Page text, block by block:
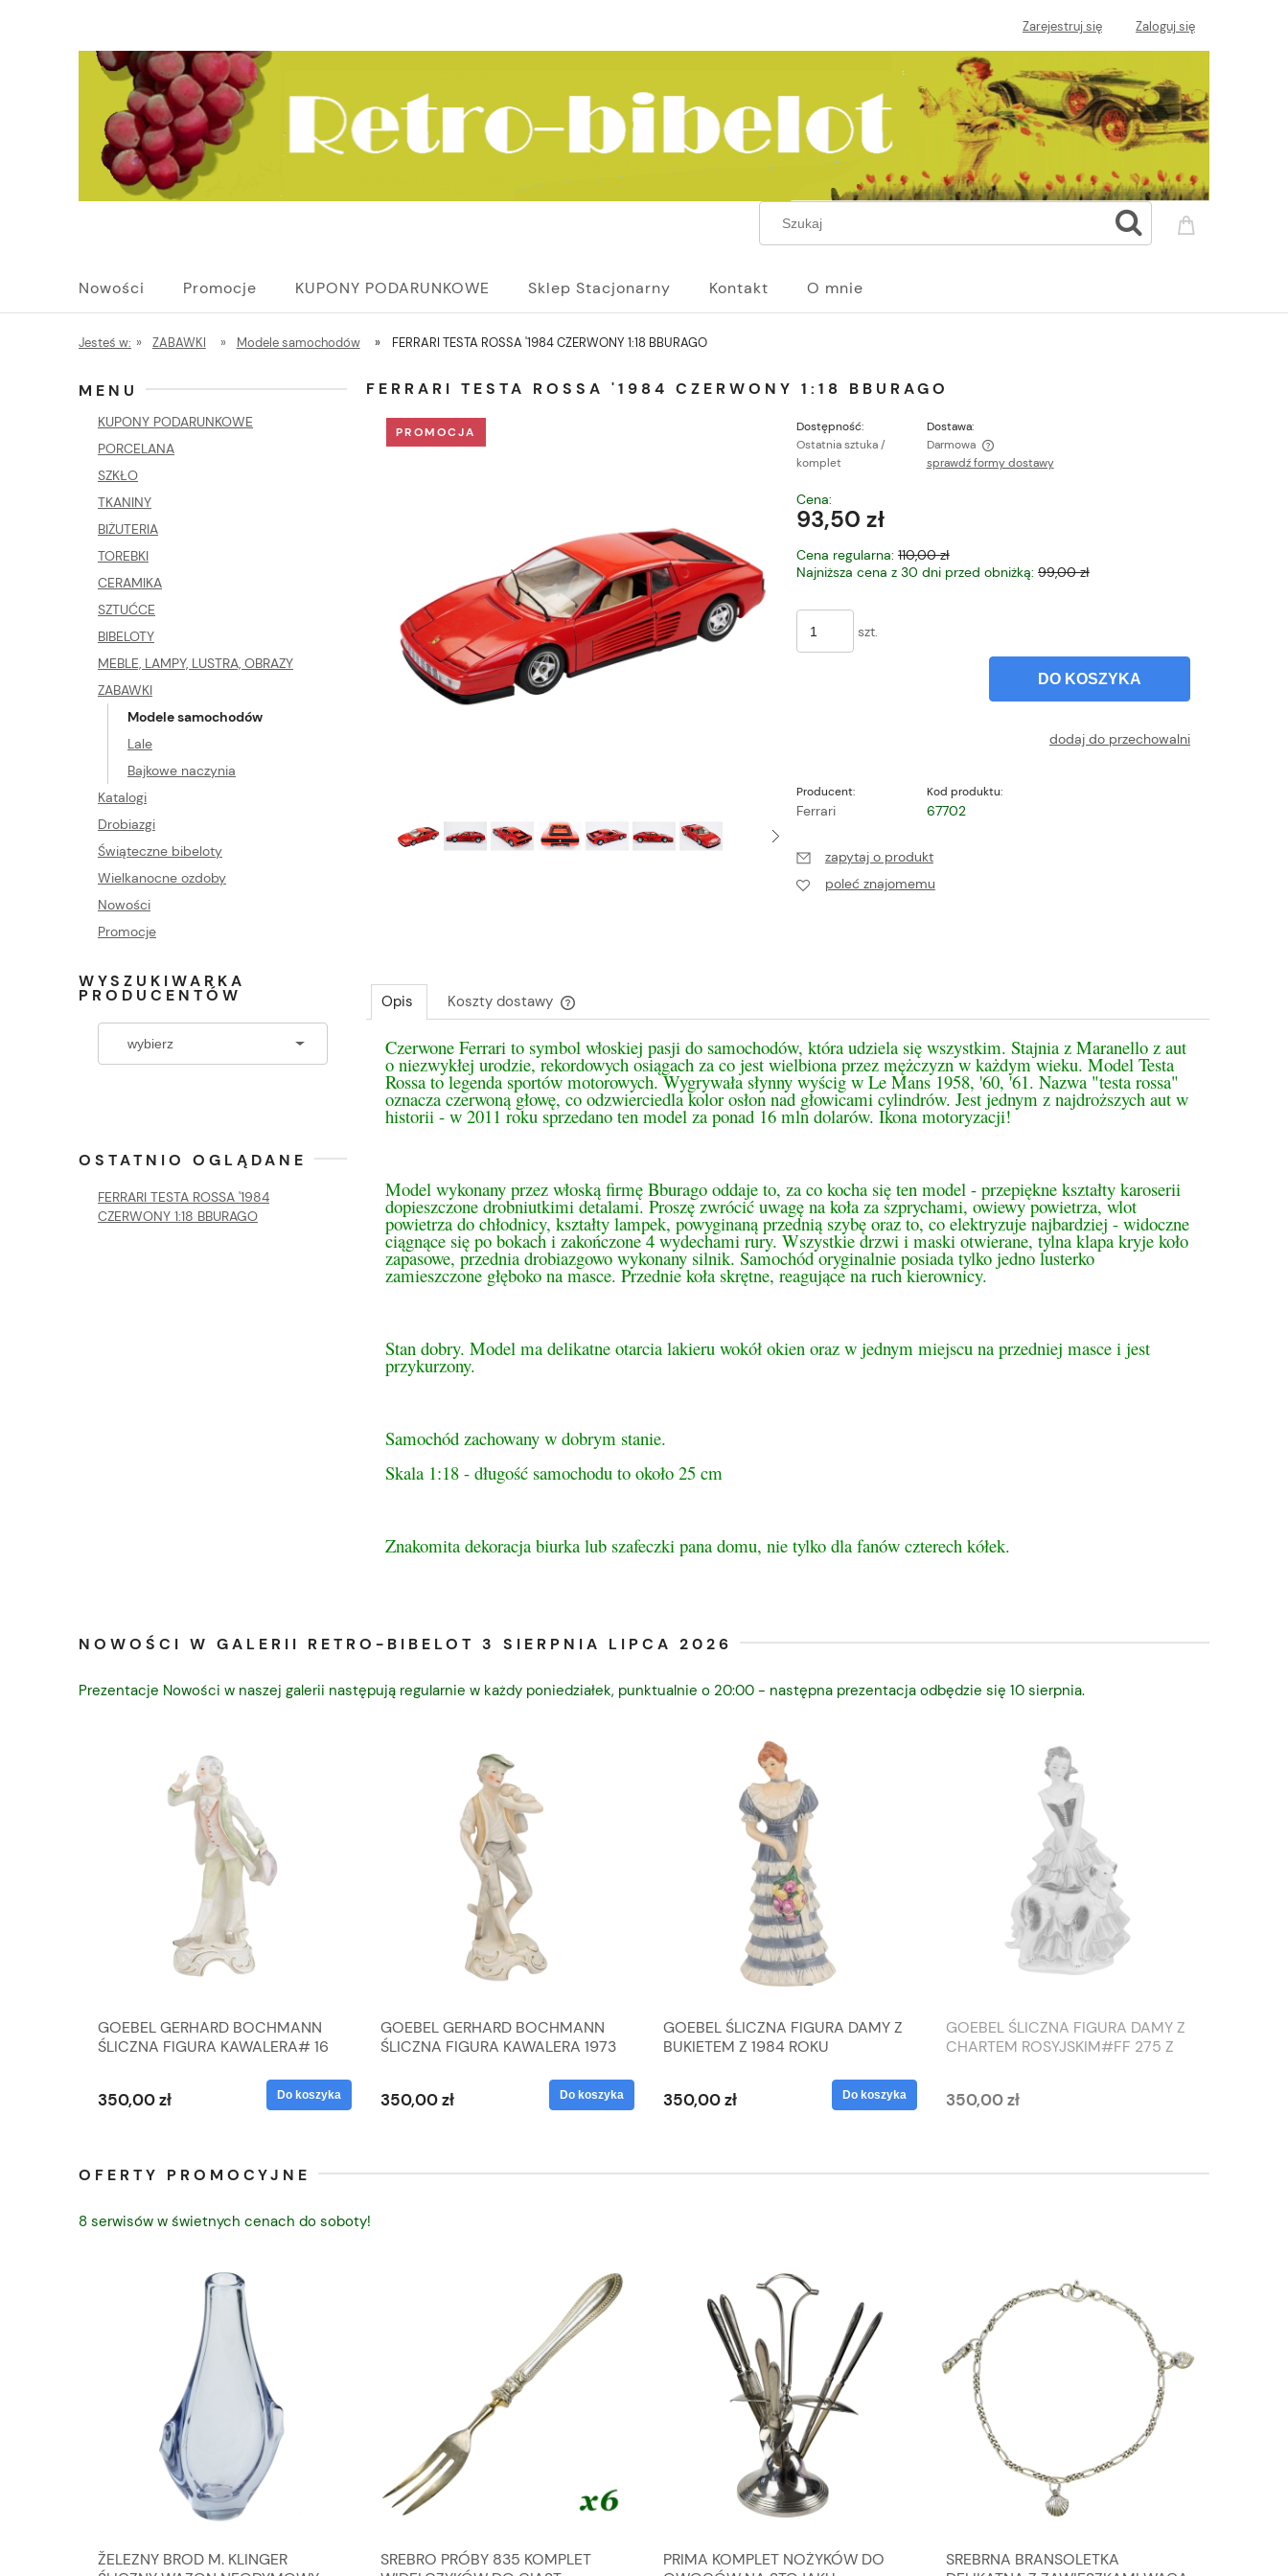
Zarejestruj się Zaloguj się
Nowości Promocje KUPONY PODARUNKOWE Sklep Stacjonarny Kontakt O mnie
Jesteś w: » ZABAWKI » Modele samochodów » FERRARI TESTA ROSSA '1984 CZERWONY 1:18 BBURAGO
MENU
KUPONY PODARUNKOWE
PORCELANA
SZKŁO
TKANINY
BIŻUTERIA
TOREBKI
CERAMIKA
SZTUĆCE
BIBELOTY
MEBLE, LAMPY, LUSTRA, OBRAZY
ZABAWKI
Modele samochodów
Lale
Bajkowe naczynia
Katalogi
Drobiazgi
Świąteczne bibeloty
Wielkanocne ozdoby
Nowości
Promocje
WYSZUKIWARKA
PRODUCENTÓW
OSTATNIO OGLĄDANE
FERRARI TESTA ROSSA '1984
CZERWONY 1:18 BBURAGO
FERRARI TESTA ROSSA '1984 CZERWONY 1:18 BBURAGO
PROMOCJA
Dostępność:
Ostatnia sztuka /
komplet
Dostawa:
Darmowa
sprawdź formy dostawy
Cena:
93,50 zł
Cena regularna: 110,00 zł
Najniższa cena z 30 dni przed obniżką: 99,00 zł
szt.
DO KOSZYKA
dodaj do przechowalni
Producent:
Ferrari
Kod produktu:
67702
zapytaj o produkt
poleć znajomemu
Opis Koszty dostawy
Cena nie zawiera ewentualnych kosztów
płatności
Czerwone Ferrari to symbol włoskiej pasji do samochodów, która udziela się wszystkim. Stajnia z Maranello z aut
o niezwykłej urodzie, rekordowych osiągach za co jest wielbiona przez mężczyzn w każdym wieku. Model Testa
Rossa to legenda sportów motorowych. Wygrywała słynny wyścig w Le Mans 1958, '60, '61. Nazwa "testa rossa"
oznacza czerwoną głowę, co odzwierciedla kolor osłon nad głowicami cylindrów. Jest jednym z najdroższych aut w
historii - w 2011 roku sprzedano ten model za ponad 16 mln dolarów. Ikona motoryzacji!
Model wykonany przez włoską firmę Bburago oddaje to, za co kocha się ten model - przepiękne kształty karoserii
dopieszczone drobniutkimi detalami. Proszę zwrócić uwagę na koła za szprychami, owiewy powietrza, wlot
powietrza do chłodnicy, kształty lampek, powyginaną przednią szybę oraz to, co elektryzuje najbardziej - widoczne
ciągnące się po bokach i zakończone 4 wydechami rury. Wszystkie drzwi i maski otwierane, tylna klapa kryje koło
zapasowe, przednia drobiazgowo wykonany silnik. Samochód oryginalnie posiada tylko jedno lusterko
zamieszczone głęboko na masce. Przednie koła skrętne, reagujące na ruch kierownicy.
Stan dobry. Model ma delikatne otarcia lakieru wokół okien oraz w jednym miejscu na przedniej masce i jest
przykurzony.
Samochód zachowany w dobrym stanie.
Skala 1:18 - długość samochodu to około 25 cm
Znakomita dekoracja biurka lub szafeczki pana domu, nie tylko dla fanów czterech kółek.
NOWOŚCI W GALERII RETRO-BIBELOT 3 SIERPNIA LIPCA 2026
Prezentacje Nowości w naszej galerii następują regularnie w każdy poniedziałek, punktualnie o 20:00 - następna prezentacja odbędzie się 10 sierpnia.
GOEBEL GERHARD BOCHMANN
ŚLICZNA FIGURA KAWALERA# 16
350,00 zł Do koszyka
GOEBEL GERHARD BOCHMANN
ŚLICZNA FIGURA KAWALERA 1973
350,00 zł Do koszyka
GOEBEL ŚLICZNA FIGURA DAMY Z
BUKIETEM Z 1984 ROKU
350,00 zł Do koszyka
GOEBEL ŚLICZNA FIGURA DAMY Z
CHARTEM ROSYJSKIM#FF 275 Z
350,00 zł
OFERTY PROMOCYJNE
8 serwisów w świetnych cenach do soboty!
ŽELEZNY BROD M. KLINGER
SREBRO PRÓBY 835 KOMPLET
PRIMA KOMPLET NOŻYKÓW DO
SREBRNA BRANSOLETKA